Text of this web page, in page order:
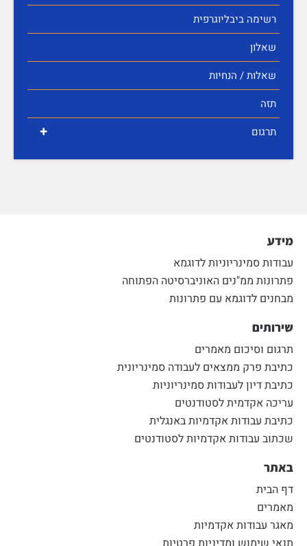
רשימה ביבליוגרפית
שאלון
שאלות / הנחיות
תזה
+ תרגום
מידע
עבודות סמינריוניות לדוגמא
פתרונות ממ"נים האוניברסיטה הפתוחה
מבחנים לדוגמא עם פתרונות
שירותים
תרגום וסיכום מאמרים
כתיבת פרק ממצאים לעבודה סמינריונית
כתיבת דיון לעבודות סמינריוניות
עריכה אקדמית לסטודנטים
כתיבת עבודות אקדמיות באנגלית
שכתוב עבודות אקדמיות לסטודנטים
באתר
דף הבית
מאמרים
מאגר עבודות אקדמיות